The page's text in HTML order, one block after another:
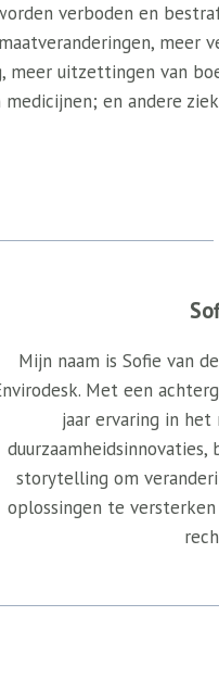
verboden en
meer
meer uitzettingen van
en andere
Mijn naam is Sofie van
Met een
jaar ervaring in
storytelling om
oplossingen te